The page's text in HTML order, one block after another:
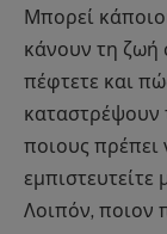
Μπορεί
κάνουν τη ζωή
πέφτετε και
καταστρέψουν
ποιους πρέπει
Λοιπόν, ποιον